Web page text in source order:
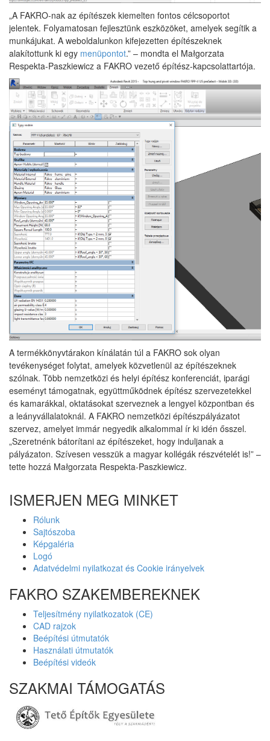
„A FAKRO-nak az építészek kiemelten fontos célcsoportot
jelentek. Folyamatosan fejlesztünk eszközöket, amelyek segítik a
munkájukat. A weboldalunkon kifejezetten építészeknek
alakítottunk ki egy menüpontot.” – mondta el Małgorzata
Respekta-Paszkiewicz a FAKRO vezető építész-kapcsolattartója.
A termékkönyvtárakon kínálatán túl a FAKRO sok olyan
tevékenységet folytat, amelyek közvetlenül az építészeknek
szólnak. Több nemzetközi és helyi építész konferenciát, iparági
eseményt támogatnak, együttműködnek építész szervezetekkel
és kamarákkal, oktatásokat szerveznek a lengyel központban és
a leányvállalatoknál. A FAKRO nemzetközi építészpályázatot
szervez, amelyet immár negyedik alkalommal ír ki idén ősszel.
„Szeretnénk bátorítani az építészeket, hogy induljanak a
pályázaton. Szívesen vesszük a magyar kollégák részvételét is!” –
tette hozzá Małgorzata Respekta-Paszkiewicz.
ISMERJEN MEG MINKET
Rólunk
Sajtószoba
Képgaléria
Logó
Adatvédelmi nyilatkozat és Cookie irányelvek
FAKRO SZAKEMBEREKNEK
Teljesítmény nyilatkozatok (CE)
CAD rajzok
Beépítési útmutatók
Használati útmutatók
Beépítési videók
SZAKMAI TÁMOGATÁS